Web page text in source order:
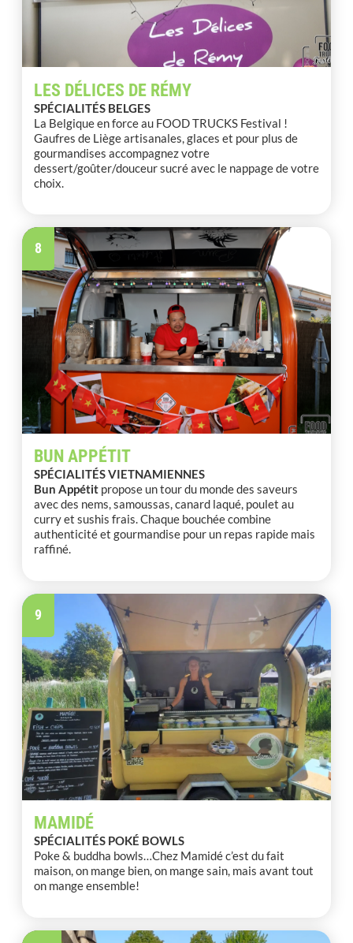
LES DÉLICES DE RÉMY
SPÉCIALITÉS BELGES
La Belgique en force au FOOD TRUCKS Festival !
Gaufres de Liège artisanales, glaces et pour plus de
gourmandises accompagnez votre
dessert/goûter/douceur sucré avec le nappage de votre
choix.
8
BUN APPÉTIT
SPÉCIALITÉS VIETNAMIENNES
Bun Appétitpropose un tour du monde des saveurs
avec des nems, samoussas, canard laqué, poulet au
curry et sushis frais. Chaque bouchée combine
authenticité et gourmandise pour un repas rapide mais
raffiné.
9
MAMIDÉ
SPÉCIALITÉS POKÉ BOWLS
Poke & buddha bowls…Chez Mamidé c’est du fait
maison, on mange bien, on mange sain, mais avant tout
on mange ensemble!